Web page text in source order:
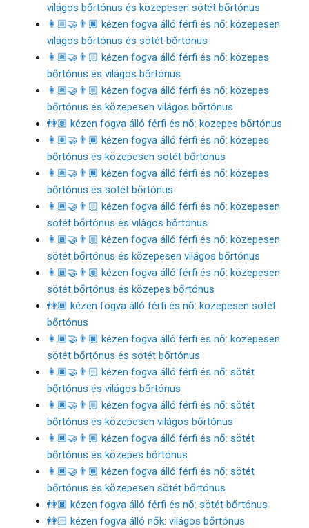
világos bőrtónus és közepesen sötét bőrtónus
👩🏼‍🤝‍👨🏿 kézen fogva álló férfi és nő: közepesen
világos bőrtónus és sötét bőrtónus
👩🏽‍🤝‍👨🏻 kézen fogva álló férfi és nő: közepes
bőrtónus és világos bőrtónus
👩🏽‍🤝‍👨🏼 kézen fogva álló férfi és nő: közepes
bőrtónus és közepesen világos bőrtónus
👫🏽 kézen fogva álló férfi és nő: közepes bőrtónus
👩🏽‍🤝‍👨🏾 kézen fogva álló férfi és nő: közepes
bőrtónus és közepesen sötét bőrtónus
👩🏽‍🤝‍👨🏿 kézen fogva álló férfi és nő: közepes
bőrtónus és sötét bőrtónus
👩🏾‍🤝‍👨🏻 kézen fogva álló férfi és nő: közepesen
sötét bőrtónus és világos bőrtónus
👩🏾‍🤝‍👨🏼 kézen fogva álló férfi és nő: közepesen
sötét bőrtónus és közepesen világos bőrtónus
👩🏾‍🤝‍👨🏽 kézen fogva álló férfi és nő: közepesen
sötét bőrtónus és közepes bőrtónus
👫🏾 kézen fogva álló férfi és nő: közepesen sötét
bőrtónus
👩🏾‍🤝‍👨🏿 kézen fogva álló férfi és nő: közepesen
sötét bőrtónus és sötét bőrtónus
👩🏿‍🤝‍👨🏻 kézen fogva álló férfi és nő: sötét
bőrtónus és világos bőrtónus
👩🏿‍🤝‍👨🏼 kézen fogva álló férfi és nő: sötét
bőrtónus és közepesen világos bőrtónus
👩🏿‍🤝‍👨🏽 kézen fogva álló férfi és nő: sötét
bőrtónus és közepes bőrtónus
👩🏿‍🤝‍👨🏾 kézen fogva álló férfi és nő: sötét
bőrtónus és közepesen sötét bőrtónus
👫🏿 kézen fogva álló férfi és nő: sötét bőrtónus
👭🏻 kézen fogva álló nők: világos bőrtónus